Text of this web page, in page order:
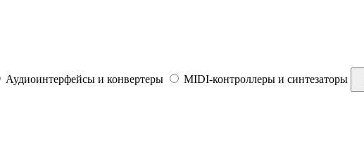
Аудиоинтерфейсы и конвертеры MIDI-контроллеры и синтезаторы